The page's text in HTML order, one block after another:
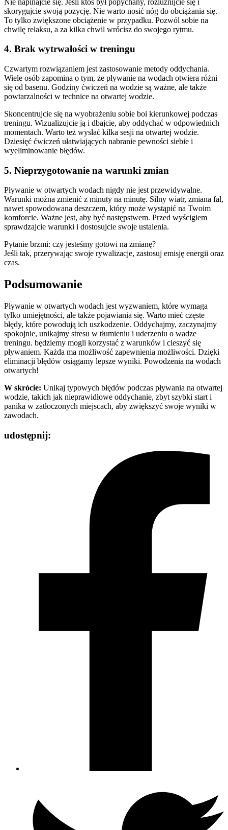
skorygujcie swoją pozycję. Nie warto nosić nóg do obciążania się.
To tylko zwiększone obciążenie w przypadku. Pozwól sobie na
chwilę relaksu, a za kilka chwil wrócisz do swojego rytmu.
4. Brak wytrwałości w treningu
Czwartym rozwiązaniem jest zastosowanie metody oddychania.
Wiele osób zapomina o tym, że pływanie na wodach otwiera różni
się od basenu. Godziny ćwiczeń na wodzie są ważne, ale także
powtarzalności w technice na otwartej wodzie.
Skoncentrujcie się na wyobrażeniu sobie boi kierunkowej podczas
treningu. Wizualizujcie ją i dbajcie, aby oddychać w odpowiednich
momentach. Warto też wysłać kilka sesji na otwartej wodzie.
Dziesięć ćwiczeń ułatwiających nabranie pewności siebie i
wyeliminowanie błędów.
5. Nieprzygotowanie na warunki zmian
Pływanie w otwartych wodach nigdy nie jest przewidywalne.
Warunki można zmienić z minuty na minutę. Silny wiatr, zmiana fal,
nawet spowodowana deszczem, który może wystąpić na Twoim
komforcie. Ważne jest, aby być następstwem. Przed wyścigiem
sprawdzajcie warunki i dostosujcie swoje ustalenia.
Pytanie brzmi: czy jesteśmy gotowi na zmianę?
Jeśli tak, przerywając swoje rywalizacje, zastosuj emisję energii oraz
czas.
Podsumowanie
Pływanie w otwartych wodach jest wyzwaniem, które wymaga
tylko umiejętności, ale także pojawiania się. Warto mieć częste
błędy, które powodują ich uszkodzenie. Oddychajmy, zaczynajmy
spokojnie, unikajmy stresu w tłumieniu i uderzeniu o wadze
treningu. będziemy mogli korzystać z warunków i cieszyć się
pływaniem. Każda ma możliwość zapewnienia możliwości. Dzięki
eliminacji błędów osiągamy lepsze wyniki. Powodzenia na wodach
otwartych!
W skrócie: Unikaj typowych błędów podczas pływania na otwartej
wodzie, takich jak nieprawidłowe oddychanie, zbyt szybki start i
panika w zatłoczonych miejscach, aby zwiększyć swoje wyniki w
zawodach.
udostępnij: